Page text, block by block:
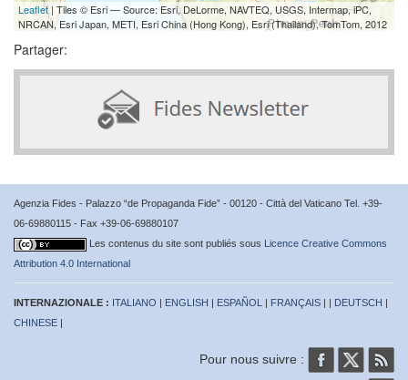
Leaflet | Tiles © Esri — Source: Esri, DeLorme, NAVTEQ, USGS, Intermap, iPC,
NRCAN, Esri Japan, METI, Esri China (Hong Kong), Esri (Thailand), TomTom, 2012
Partager:
Agenzia Fides - Palazzo “de Propaganda Fide” - 00120 - Città del Vaticano Tel. +39-
06-69880115 - Fax +39-06-69880107
Les contenus du site sont publiés sous Licence Creative Commons
Attribution 4.0 International
INTERNAZIONALE : ITALIANO | ENGLISH | ESPAÑOL | FRANÇAIS | | DEUTSCH |
CHINESE |
Pour nous suivre :